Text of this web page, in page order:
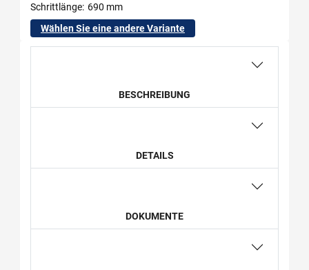
Schrittlänge 690 mm
Wählen Sie eine andere Variante
BESCHREIBUNG
DETAILS
DOKUMENTE